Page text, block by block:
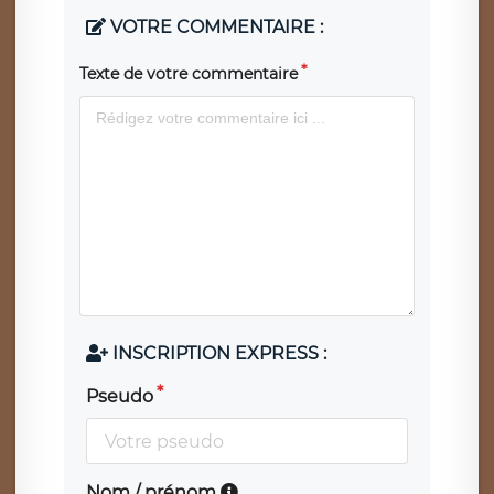
VOTRE COMMENTAIRE :
Texte de votre commentaire
INSCRIPTION EXPRESS :
Pseudo